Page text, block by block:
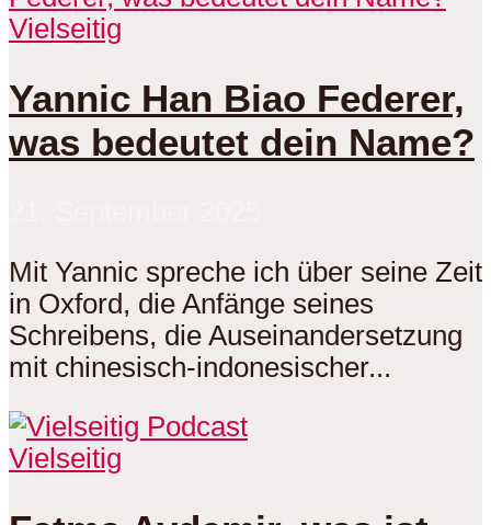
Vielseitig
Yannic Han Biao Federer,
was bedeutet dein Name?
Mit Yannic spreche ich über seine Zeit
in Oxford, die Anfänge seines
Schreibens, die Auseinandersetzung
mit chinesisch-indonesischer...
Vielseitig